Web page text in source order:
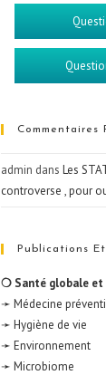
Commentaires
admin dansLes
controverse , pour
Publications
❍ Santé globale et
➛ Médecine
➛ Hygiène de vie
➛ Environnement
➛ Microbiome